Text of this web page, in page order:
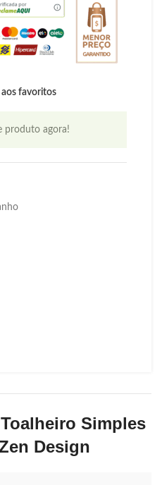
favoritos
produto agora!
Toalheiro Simples
Design